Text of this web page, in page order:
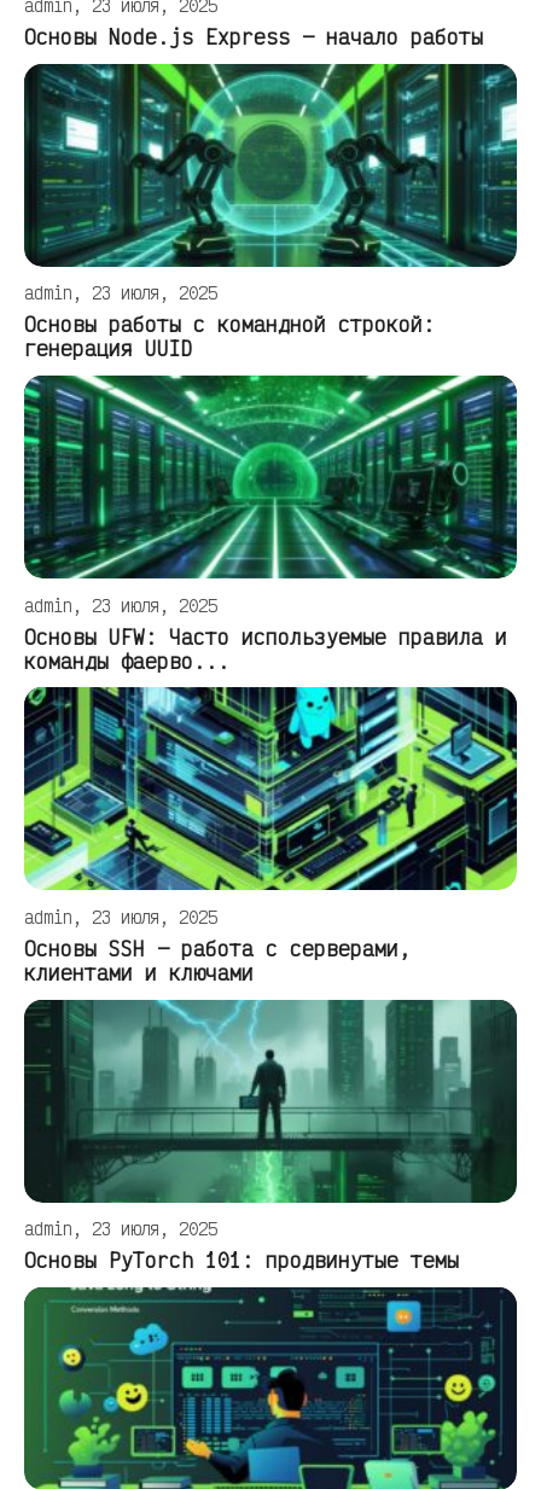
admin, 23 июля, 2025
Основы Node.js Express — начало работы
admin, 23 июля, 2025
Основы работы с командной строкой:
генерация UUID
admin, 23 июля, 2025
Основы UFW: Часто используемые правила и
команды фаерво...
admin, 23 июля, 2025
Основы SSH — работа с серверами,
клиентами и ключами
admin, 23 июля, 2025
Основы PyTorch 101: продвинутые темы